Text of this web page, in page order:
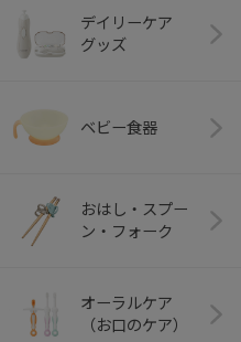
デイリーケア
グッズ
ベビー食器
おはし・スプー
ン・フォーク
オーラルケア
（お口のケア）